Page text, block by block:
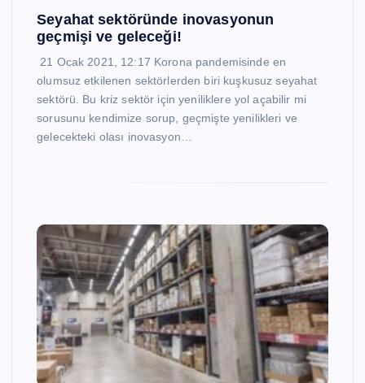
Seyahat sektöründe inovasyonun
geçmişi ve geleceği!
21 Ocak 2021, 12:17 Korona pandemisinde en
olumsuz etkilenen sektörlerden biri kuşkusuz seyahat
sektörü. Bu kriz sektör için yeniliklere yol açabilir mi
sorusunu kendimize sorup, geçmişte yenilikleri ve
gelecekteki olası inovasyon…